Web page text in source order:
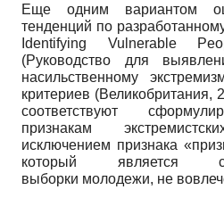
Еще одним вариантом
тенденций по
Identifying Vulnerable
(Руководство для
насильственному
критериев (Великобритания,
соответствуют
признакам
исключением признака
который является
выборки молодежи, не